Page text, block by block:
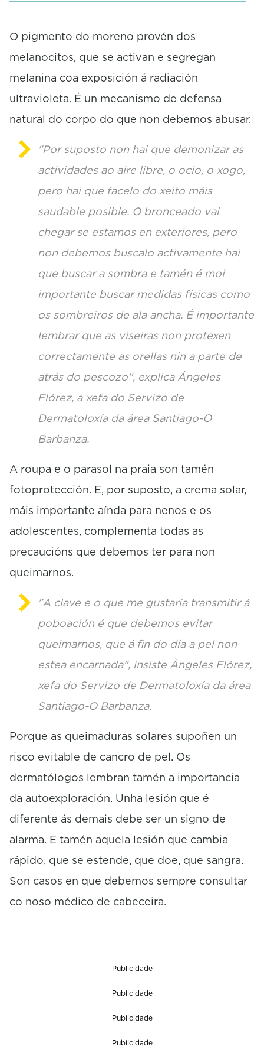
o
d
O pigmento do moreno provén dos
melanocitos, que se activan e segregan
melanina coa exposición á radiación
ultravioleta. É un mecanismo de defensa
natural do corpo do que non debemos abusar.
"Por suposto non hai que demonizar as
actividades ao aire libre, o ocio, o xogo,
pero hai que facelo do xeito máis
saudable posible. O bronceado vai
chegar se estamos en exteriores, pero
non debemos buscalo activamente hai
que buscar a sombra e tamén é moi
importante buscar medidas físicas como
os sombreiros de ala ancha. É importante
lembrar que as viseiras non protexen
correctamente as orellas nin a parte de
atrás do pescozo", explica Ángeles
Flórez, a xefa do Servizo de
Dermatoloxía da área Santiago-O
Barbanza.
A roupa e o parasol na praia son tamén
fotoprotección. E, por suposto, a crema solar,
máis importante aínda para nenos e os
adolescentes, complementa todas as
precaucións que debemos ter para non
queimarnos.
"A clave e o que me gustaría transmitir á
poboación é que debemos evitar
queimarnos, que á fin do día a pel non
estea encarnada", insiste Ángeles Flórez,
xefa do Servizo de Dermatoloxía da área
Santiago-O Barbanza.
Porque as queimaduras solares supoñen un
risco evitable de cancro de pel. Os
dermatólogos lembran tamén a importancia
da autoexploración. Unha lesión que é
diferente ás demais debe ser un signo de
alarma. E tamén aquela lesión que cambia
rápido, que se estende, que doe, que sangra.
Son casos en que debemos sempre consultar
co noso médico de cabeceira.
Publicidade
Publicidade
Publicidade
Publicidade